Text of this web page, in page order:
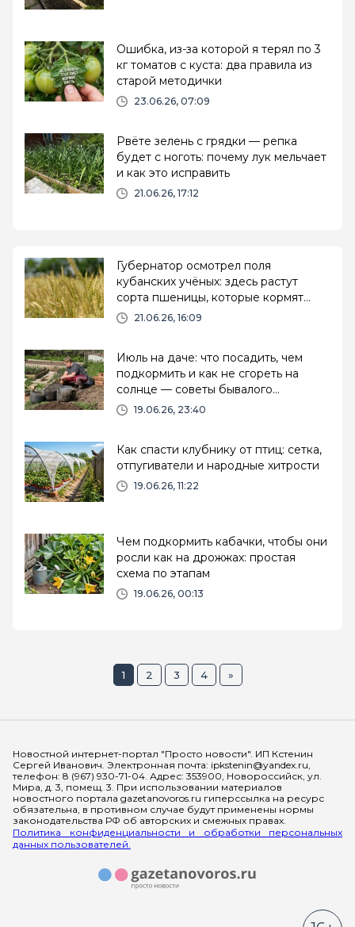
Ошибка, из-за которой я терял по 3
кг томатов с куста: два правила из
старой методички
23.06.26, 07:09
Рвёте зелень с грядки — репка
будет с ноготь: почему лук мельчает
и как это исправить
21.06.26, 17:12
Губернатор осмотрел поля
кубанских учёных: здесь растут
сорта пшеницы, которые кормят
страну21.06.26, 16:09
Июль на даче: что посадить, чем
подкормить и как не сгореть на
солнце — советы бывалого
огородника
19.06.26, 23:40
Как спасти клубнику от птиц: сетка,
отпугиватели и народные хитрости
19.06.26, 11:22
Чем подкормить кабачки, чтобы они
росли как на дрожжах: простая
схема по этапам
19.06.26, 00:13
1 2 3 4 »
Новостной интернет-портал "Просто новости". ИП Кстенин
Сергей Иванович. Электронная почта: ipkstenin@yandex.ru,
телефон: 8 (967) 930-71-04. Адрес: 353900, Новороссийск, ул.
Мира, д. 3, помещ. 3. При использовании материалов
новостного портала gazetanovoros.ru гиперссылка на ресурс
обязательна, в противном случае будут применены нормы
законодательства РФ об авторских и смежных правах.
Политика конфиденциальности и обработки персональных
данных пользователей.